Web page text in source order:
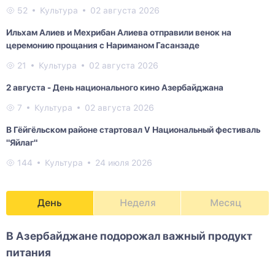
52 Культура 02 августа 2026
Ильхам Алиев и Мехрибан Алиева отправили венок на
церемонию прощания с Нариманом Гасанзаде
21 Культура 02 августа 2026
2 августа - День национального кино Азербайджана
7 Культура 02 августа 2026
В Гёйгёльском районе стартовал V Национальный фестиваль
"Яйлаг"
144 Культура 24 июля 2026
День Неделя Месяц
В Азербайджане подорожал важный продукт
питания